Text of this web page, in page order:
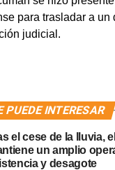
para trasladar a un
judicial.
PUEDE INTERESAR
el cese de la lluvia,
un amplio
y desagote